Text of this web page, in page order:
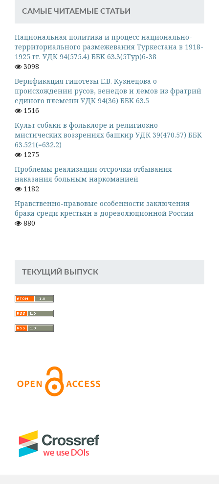
САМЫЕ ЧИТАЕМЫЕ СТАТЬИ
Национальная политика и процесс национально-
территориального размежевания Туркестана в 1918-
1925 гг. УДК 94(575.4) ББК 63.3(5Тур)6-38
3098
Верификация гипотезы Е.В. Кузнецова о
происхождении русов, венедов и лемов из фратрий
единого племени УДК 94(36) ББК 63.5
1516
Культ собаки в фольклоре и религиозно-
мистических воззрениях башкир УДК 39(470.57) ББК
63.521(=632.2)
1275
Проблемы реализации отсрочки отбывания
наказания больным наркоманией
1182
Нравственно-правовые особенности заключения
брака среди крестьян в дореволюционной России
880
ТЕКУЩИЙ ВЫПУСК